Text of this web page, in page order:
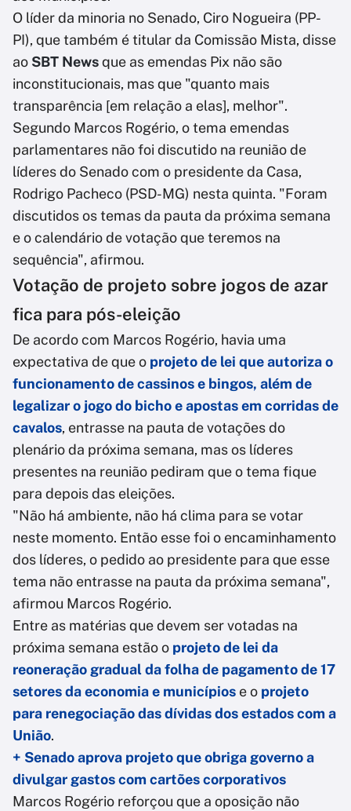
O líder da minoria no Senado, Ciro Nogueira (PP-
PI), que também é titular da Comissão Mista, disse
ao SBT Newsque as emendas Pix não são
inconstitucionais, mas que "quanto mais
transparência [em relação a elas], melhor".
Segundo Marcos Rogério, o tema emendas
parlamentares não foi discutido na reunião de
líderes do Senado com o presidente da Casa,
Rodrigo Pacheco (PSD-MG) nesta quinta. "Foram
discutidos os temas da pauta da próxima semana
e o calendário de votação que teremos na
sequência", afirmou.
Votação de projeto sobre jogos de azar
fica para pós-eleição
De acordo com Marcos Rogério, havia uma
expectativa de que o projeto de lei que autoriza o
funcionamento de cassinos e bingos, além de
legalizar o jogo do bicho e apostas em corridas de
cavalos, entrasse na pauta de votações do
plenário da próxima semana, mas os líderes
presentes na reunião pediram que o tema fique
para depois das eleições.
"Não há ambiente, não há clima para se votar
neste momento. Então esse foi o encaminhamento
dos líderes, o pedido ao presidente para que esse
tema não entrasse na pauta da próxima semana",
afirmou Marcos Rogério.
Entre as matérias que devem ser votadas na
próxima semana estão o projeto de lei da
reoneração gradual da folha de pagamento de 17
setores da economia e municípios e o projeto
para renegociação das dívidas dos estados com a
União.
+ Senado aprova projeto que obriga governo a
divulgar gastos com cartões corporativos
Marcos Rogério reforçou que a oposição não